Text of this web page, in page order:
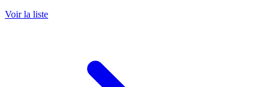
Voir la liste